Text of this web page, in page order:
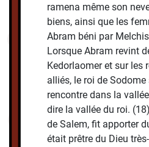
ramena même son
biens, ainsi que les
Abram béni par
Lorsque Abram revint
Kedorlaomer et sur les
alliés, le roi de
rencontre dans la
dire la vallée du roi.
de Salem, fit apporter
était prêtre du Dieu